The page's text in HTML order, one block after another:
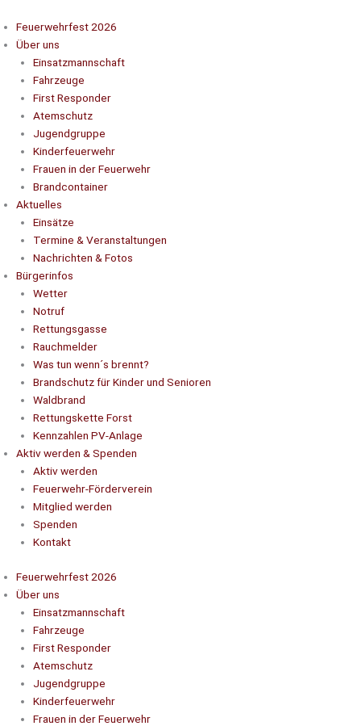
Inhalt
springen
Feuerwehrfest 2026
Über uns
Einsatzmannschaft
Fahrzeuge
First Responder
Atemschutz
Jugendgruppe
Kinderfeuerwehr
Frauen in der Feuerwehr
Brandcontainer
Aktuelles
Einsätze
Termine & Veranstaltungen
Nachrichten & Fotos
Bürgerinfos
Wetter
Notruf
Rettungsgasse
Rauchmelder
Was tun wenn´s brennt?
Brandschutz für Kinder und Senioren
Waldbrand
Rettungskette Forst
Kennzahlen PV-Anlage
Aktiv werden & Spenden
Aktiv werden
Feuerwehr-Förderverein
Mitglied werden
Spenden
Kontakt
Feuerwehrfest 2026
Über uns
Einsatzmannschaft
Fahrzeuge
First Responder
Atemschutz
Jugendgruppe
Kinderfeuerwehr
Frauen in der Feuerwehr